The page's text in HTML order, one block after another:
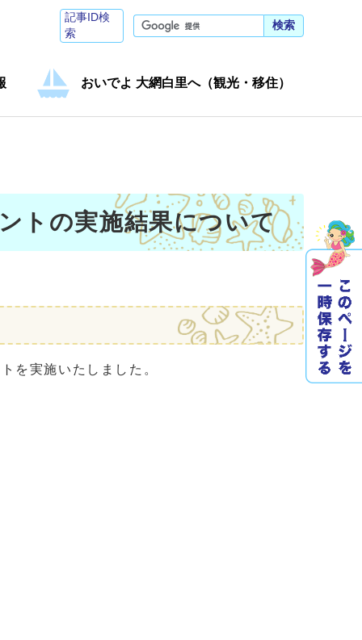
記事ID検
索
検索
おいでよ 大網白里へ（観光・移住）
トの実施結果について
を実施いたしました。